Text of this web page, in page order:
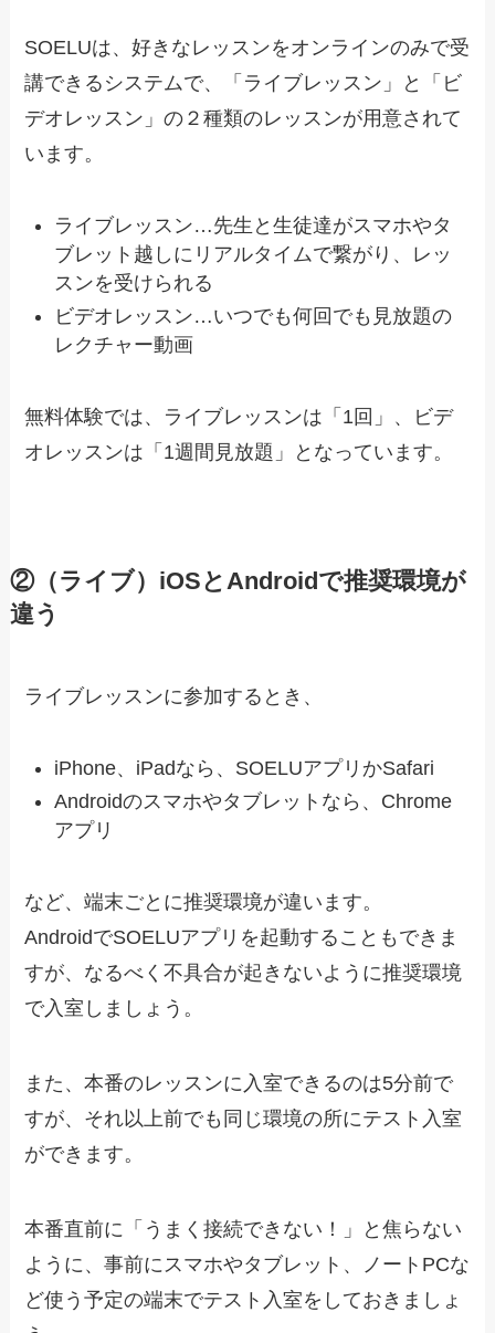
SOELUは、好きなレッスンをオンラインのみで受
講できるシステムで、「ライブレッスン」と「ビ
デオレッスン」の２種類のレッスンが用意されて
います。
ライブレッスン…先生と生徒達がスマホやタ
ブレット越しにリアルタイムで繋がり、レッ
スンを受けられる
ビデオレッスン…いつでも何回でも見放題の
レクチャー動画
無料体験では、 ライブレッスンは「1回」、ビデ
オレッスンは「1週間見放題」
となっています。
②（ライブ）iOSとAndroidで推奨環境が
違う
ライブレッスンに参加するとき、
iPhone、iPadなら、SOELUアプリかSafari
Androidのスマホやタブレットなら、Chrome
アプリ
など、端末ごとに推奨環境が違います。
AndroidでSOELUアプリを起動することもできま
すが、なるべく不具合が起きないように推奨環境
で入室しましょう。
また、本番のレッスンに入室できるのは5分前で
すが、それ以上前でも同じ環境の所にテスト入室
ができます。
本番直前に「うまく接続できない！」と焦らない
ように、事前にスマホやタブレット、ノートPCな
ど使う予定の端末でテスト入室をしておきましょ